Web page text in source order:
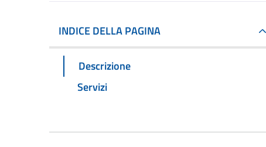
INDICE DELLA PAGINA
Descrizione
Servizi